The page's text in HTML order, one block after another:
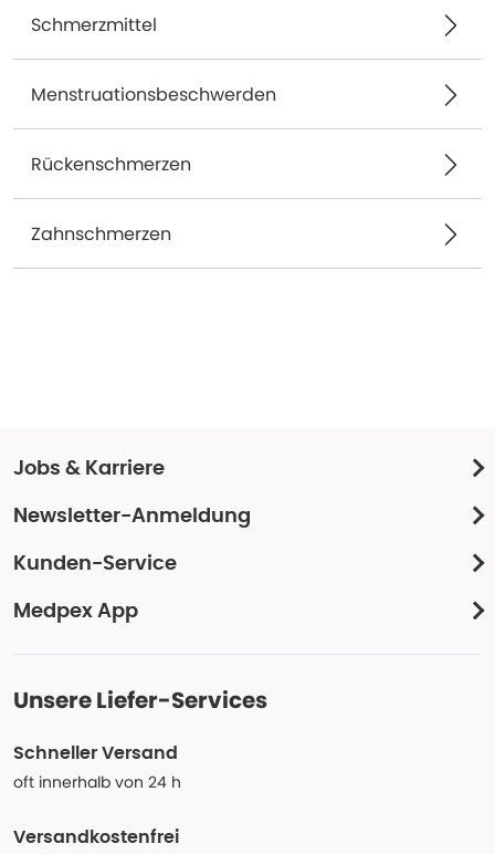
Schmerzmittel
Menstruationsbeschwerden
Rückenschmerzen
Zahnschmerzen
Jobs & Karriere
Newsletter-Anmeldung
Kunden-Service
Medpex App
Unsere Liefer-Services
Schneller Versand
oft innerhalb von 24 h
Versandkostenfrei